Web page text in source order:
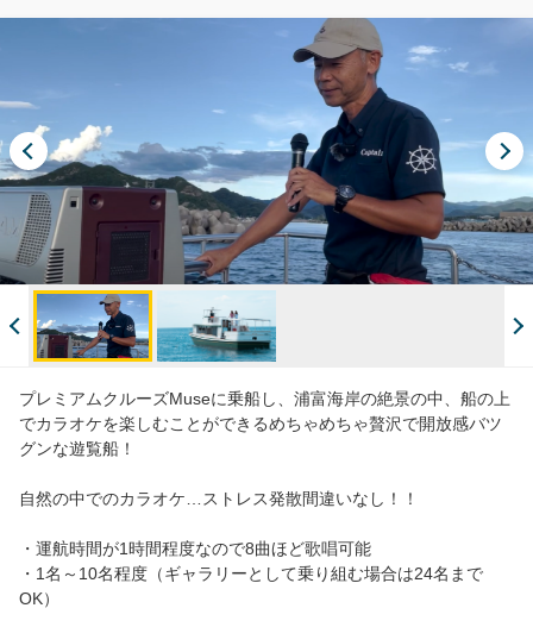
会社案内
よくあるお問合わせ
プレミアムクルーズMuseに乗船し、浦富海岸の絶景の中、船の上
でカラオケを楽しむことができるめちゃめちゃ贅沢で開放感バツ
グンな遊覧船！
自然の中でのカラオケ…ストレス発散間違いなし！！
・運航時間が1時間程度なので8曲ほど歌唱可能
・1名～10名程度（ギャラリーとして乗り組む場合は24名まで
OK）